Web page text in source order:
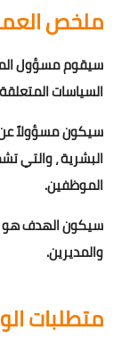
ملخص
سيقوم مسؤول
السياسات
سيكون مسؤولاً عن
البشرية ، والتي
الموظفين.
سيكون الهدف هو
والمديرين.
متطلبات